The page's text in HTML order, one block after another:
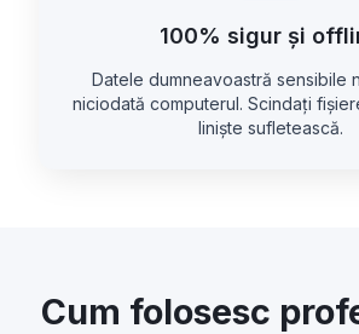
100% sigur și
Datele dumneavoastră sensibile
niciodată computerul. Scindați
liniște sufletească.
Cum folosesc